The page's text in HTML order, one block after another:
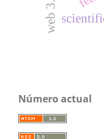
web 3.0
Número actual